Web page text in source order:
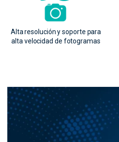
Alta resolución y soporte para
alta velocidad de fotogramas